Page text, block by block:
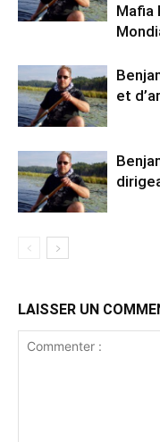
Mafia
et
LAISSER UN